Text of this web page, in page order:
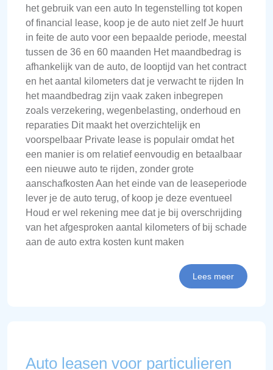
het gebruik van een auto In tegenstelling tot kopen
of financial lease, koop je de auto niet zelf Je huurt
in feite de auto voor een bepaalde periode, meestal
tussen de 36 en 60 maanden Het maandbedrag is
afhankelijk van de auto, de looptijd van het contract
en het aantal kilometers dat je verwacht te rijden In
het maandbedrag zijn vaak zaken inbegrepen
zoals verzekering, wegenbelasting, onderhoud en
reparaties Dit maakt het overzichtelijk en
voorspelbaar Private lease is populair omdat het
een manier is om relatief eenvoudig en betaalbaar
een nieuwe auto te rijden, zonder grote
aanschafkosten Aan het einde van de leaseperiode
lever je de auto terug, of koop je deze eventueel
Houd er wel rekening mee dat je bij overschrijding
van het afgesproken aantal kilometers of bij schade
aan de auto extra kosten kunt maken
Lees meer
Auto leasen voor particulieren